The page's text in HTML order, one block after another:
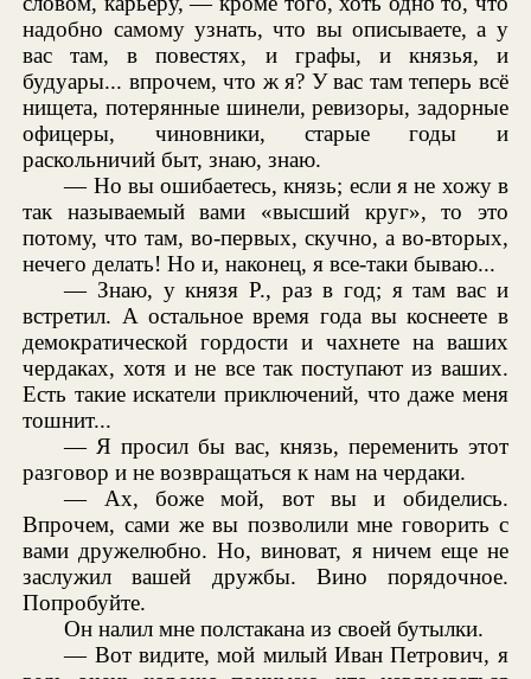
надобно самому узнать, что вы описываете, а у
вас там, в повестях, и графы, и князья, и
будуары... впрочем, что ж я? У вас там теперь всё
нищета, потерянные шинели, ревизоры, задорные
офицеры, чиновники, старые годы и
раскольничий быт, знаю, знаю.
— Но вы ошибаетесь, князь; если я не хожу в
так называемый вами «высший круг», то это
потому, что там, во-первых, скучно, а во-вторых,
нечего делать! Но и, наконец, я все-таки бываю...
— Знаю, у князя Р., раз в год; я там вас и
встретил. А остальное время года вы коснеете в
демократической гордости и чахнете на ваших
чердаках, хотя и не все так поступают из ваших.
Есть такие искатели приключений, что даже меня
тошнит...
— Я просил бы вас, князь, переменить этот
разговор и не возвращаться к нам на чердаки.
— Ах, боже мой, вот вы и обиделись.
Впрочем, сами же вы позволили мне говорить с
вами дружелюбно. Но, виноват, я ничем еще не
заслужил вашей дружбы. Вино порядочное.
Попробуйте.
Он налил мне полстакана из своей бутылки.
— Вот видите, мой милый Иван Петрович, я